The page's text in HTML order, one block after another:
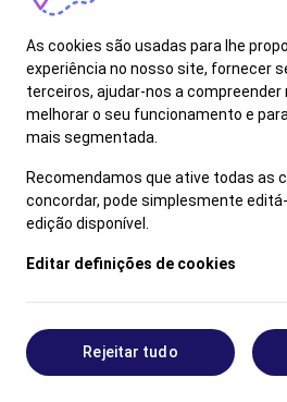
As cookies são usadas para lhe
experiência no nosso site, fornecer
terceiros, ajudar-nos a compreender
melhorar o seu funcionamento e
mais segmentada.
Recomendamos que ative todas as
concordar, pode simplesmente
edição disponível.
Editar definições de cookies
Rejeitar tudo